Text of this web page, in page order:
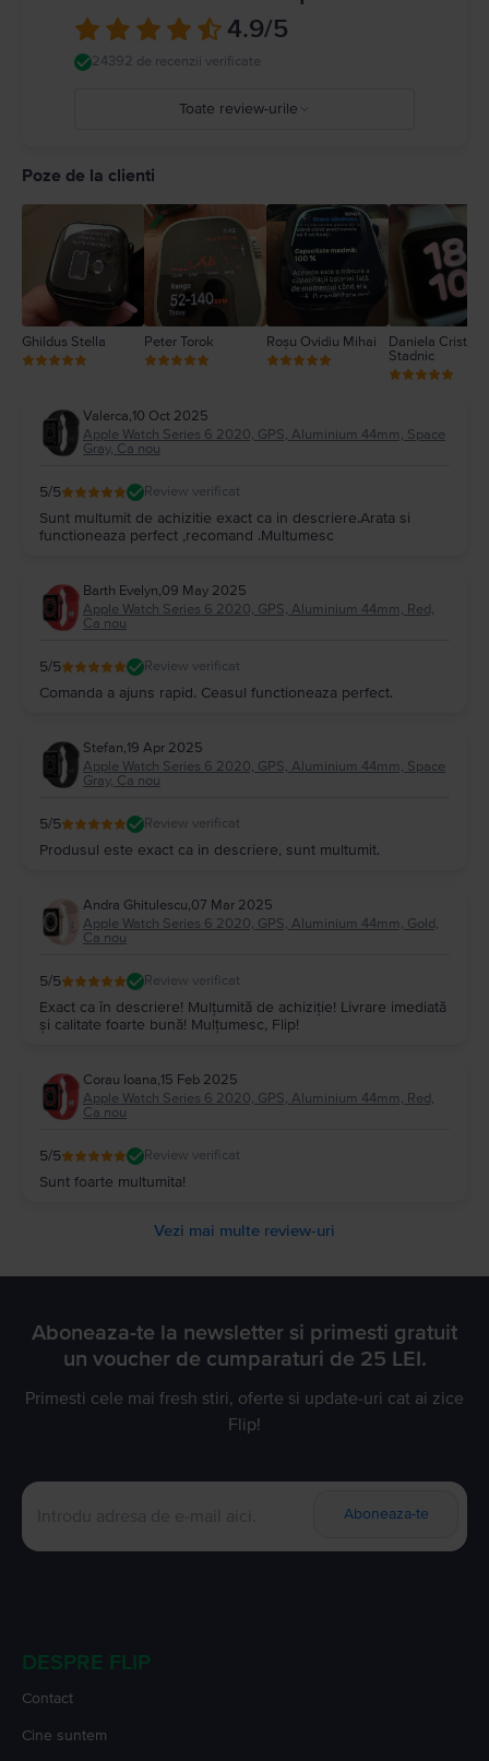
dvs. medical și Apple Watch, anumite brățări ale sale și accesoriile
magnetice de încărcare Apple Watch. Apple Watch nu este un dispozitiv
medical și nu poate înlocui o opinie medicală profesională. Detalii complete
https://support.apple.com/ro-
4.9/5
24392 de recenzii verificate
Toate review-urile
1
Poze de la clienti
Ghildus Stella Peter Torok Roșu Ovidiu Mihai
Daniela Cristina
Stadnic
Valerca,10 Oct 2025
Apple Watch Series 6 2020, GPS, Aluminium 44mm, Space
Gray, Ca nou
5/5 Review verificat
Sunt multumit de achizitie exact ca in descriere.Arata si
functioneaza perfect ,recomand .Multumesc
Barth Evelyn,09 May 2025
Apple Watch Series 6 2020, GPS, Aluminium 44mm, Red,
Ca nou
5/5 Review verificat
Comanda a ajuns rapid. Ceasul functioneaza perfect.
Stefan,19 Apr 2025
Apple Watch Series 6 2020, GPS, Aluminium 44mm, Space
Gray, Ca nou
5/5 Review verificat
Produsul este exact ca in descriere, sunt multumit.
Andra Ghitulescu,07 Mar 2025
Apple Watch Series 6 2020, GPS, Aluminium 44mm, Gold,
Ca nou
5/5 Review verificat
Exact ca în descriere! Mulțumită de achiziție! Livrare imediată
și calitate foarte bună! Mulțumesc, Flip!
Corau Ioana,15 Feb 2025
Apple Watch Series 6 2020, GPS, Aluminium 44mm, Red,
Ca nou
5/5 Review verificat
Sunt foarte multumita!
Vezi mai multe review-uri
Aboneaza-te la newsletter si primesti gratuit
un voucher de cumparaturi de 25 LEI.
Primesti cele mai fresh stiri, oferte si update-uri cat ai zice
Flip!
Aboneaza-te
DESPRE FLIP
Contact
Cine suntem